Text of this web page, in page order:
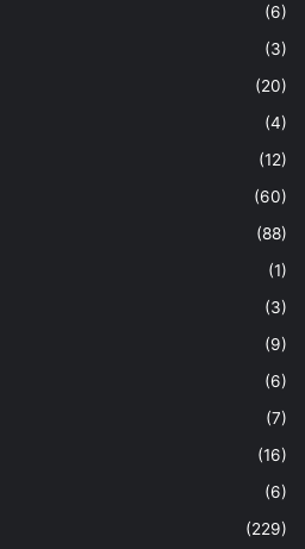
(6)
(3)
(20)
(4)
(12)
(60)
(88)
(1)
(3)
(9)
(6)
(7)
(16)
(6)
(229)